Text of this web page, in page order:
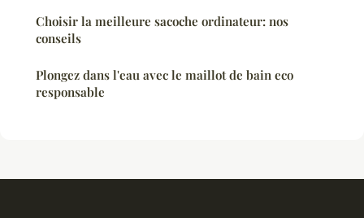
Choisir la meilleure sacoche ordinateur: nos
conseils
Plongez dans l'eau avec le maillot de bain eco
responsable